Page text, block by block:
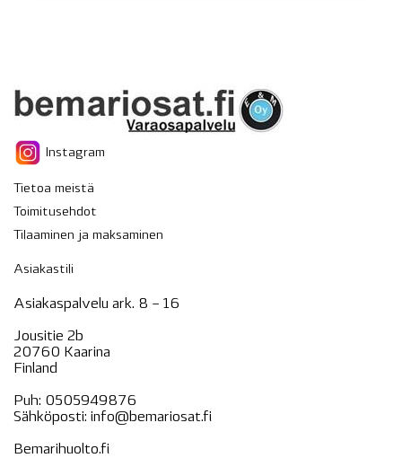
Instagram
Tietoa meistä
Toimitusehdot
Tilaaminen ja maksaminen
Asiakastili
Asiakaspalvelu ark. 8 – 16
Jousitie 2b
20760 Kaarina
Finland
Puh: 0505949876
Sähköposti: info@bemariosat.fi
Bemarihuolto.fi